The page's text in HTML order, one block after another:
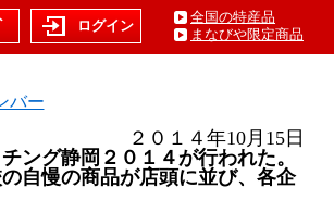
ログイン
全国の特産品
まなびや限定商品
バー
２０１４年10月15日
ング静岡２０１４が行われた。
自慢の商品が店頭に並び、各企